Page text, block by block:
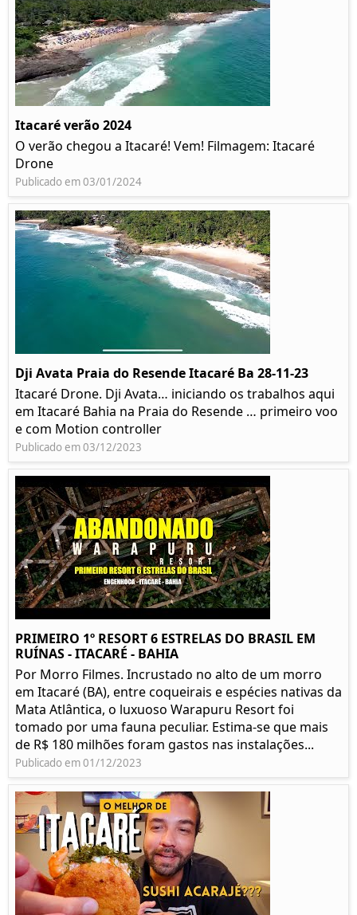
Itacaré verão 2024
O verão chegou a Itacaré! Vem! Filmagem: Itacaré
Drone
Publicado em 03/01/2024
Dji Avata Praia do Resende Itacaré Ba 28-11-23
Itacaré Drone. Dji Avata… iniciando os trabalhos aqui
em Itacaré Bahia na Praia do Resende … primeiro voo
e com Motion controller
Publicado em 03/12/2023
PRIMEIRO 1º RESORT 6 ESTRELAS DO BRASIL EM
RUÍNAS - ITACARÉ - BAHIA
Por Morro Filmes. Incrustado no alto de um morro
em Itacaré (BA), entre coqueirais e espécies nativas da
Mata Atlântica, o luxuoso Warapuru Resort foi
tomado por uma fauna peculiar. Estima-se que mais
de R$ 180 milhões foram gastos nas instalações...
Publicado em 01/12/2023